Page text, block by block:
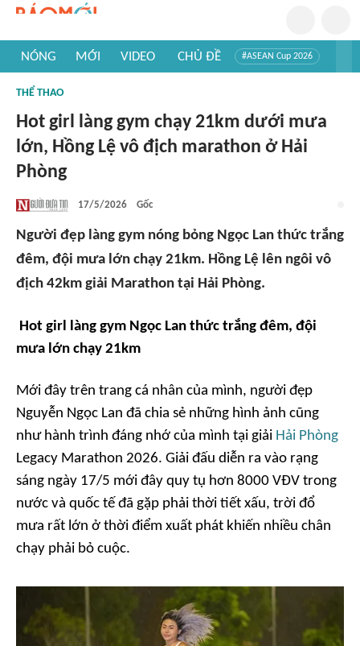
NÓNG MỚI VIDEO CHỦ ĐỀ #ASEAN Cup 2026
#Khám phá Việt Nam
THỂ THAO
Hot girl làng gym chạy 21km dưới mưa
lớn, Hồng Lệ vô địch marathon ở Hải
Phòng
17/5/2026 Gốc
Người đẹp làng gym nóng bỏng Ngọc Lan thức trắng
đêm, đội mưa lớn chạy 21km. Hồng Lệ lên ngôi vô
địch 42km giải Marathon tại Hải Phòng.
Hot girl làng gym Ngọc Lan thức trắng đêm, đội
mưa lớn chạy 21km
Mới đây trên trang cá nhân của mình, người đẹp
Nguyễn Ngọc Lan đã chia sẻ những hình ảnh cũng
như hành trình đáng nhớ của mình tại giải Hải Phòng
Legacy Marathon 2026. Giải đấu diễn ra vào rạng
sáng ngày 17/5 mới đây quy tụ hơn 8000 VĐV trong
nước và quốc tế đã gặp phải thời tiết xấu, trời đổ
mưa rất lớn ở thời điểm xuất phát khiến nhiều chân
chạy phải bỏ cuộc.